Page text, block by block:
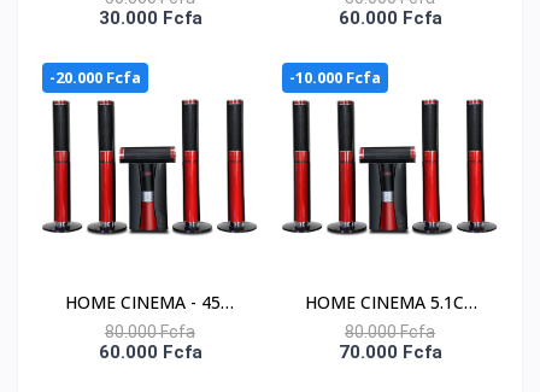
NAS-HT3.1-N940
30.000 Fcfa
NAS-HT5.1-N2410
60.000 Fcfa
-20.000 Fcfa
HOME CINEMA - 45W
CAISSON DE BASSE -
NAS-HT5.1-N5240
80.000 Fcfa
60.000 Fcfa
-10.000 Fcfa
HOME CINEMA 5.1CH
45W CAISSON DE
BASSE+10Wx5 - NAS-
80.000 Fcfa
70.000 Fcfa